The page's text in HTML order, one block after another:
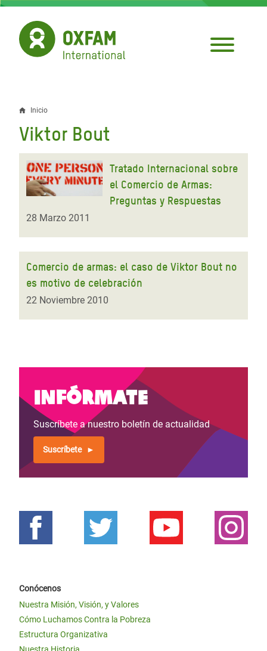
Pasar
contenido
principal
Sobrescribir
enlaces
de
ayuda
la
navegación
Inicio
Viktor Bout
Tratado Internacional sobre
el Comercio de Armas:
Preguntas y Respuestas
28 Marzo 2011
Comercio de armas: el caso de Viktor Bout no
es motivo de celebración
22 Noviembre 2010
Infórmate
Suscríbete a nuestro boletín de actualidad
Suscríbete
Conócenos
Nuestra Misión, Visión, y Valores
Cómo Luchamos Contra la Pobreza
Estructura Organizativa